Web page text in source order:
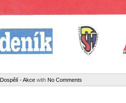
Dospělí - Akce with No Comments